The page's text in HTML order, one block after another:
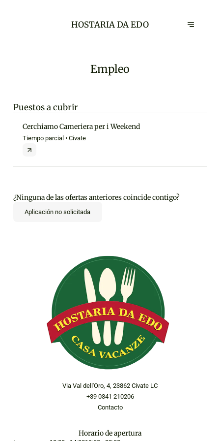
HOSTARIA DA EDO
Empleo
Puestos a cubrir
Cerchiamo Cameriera per i Weekend
Tiempo parcial • Civate
¿Ninguna de las ofertas anteriores coincide contigo?
Aplicación no solicitada
Via Val dell'Oro, 4, 23862 Civate LC
+39 0341 210206
Contacto
Horario de apertura